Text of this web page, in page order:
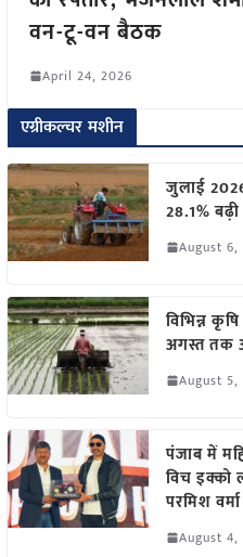
वन-टू-वन बैठक
April 24, 2026
एग्रीकल्चर मशीन
जुलाई
28.1% बढ़ी
August 6,
विभिन्न
अगस्त तक
August 5,
पंजाब में
विच इक्को
परमिश
August 4,